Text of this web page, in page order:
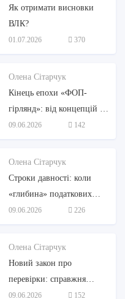
Як отримати висновки
ВЛК?
01.07.2026 370
Олена Сітарчук
Кінець епохи «ФОП-
гірлянд»: від концепцій до
законодавчих змін
09.06.2026 142
Олена Сітарчук
Строки давності: коли
«глибина» податкових
перевірок знову стане
стандартною?
09.06.2026 226
Олена Сітарчук
Новий закон про
перевірки: справжня
дерегуляція чи чергова
09.06.2026 152